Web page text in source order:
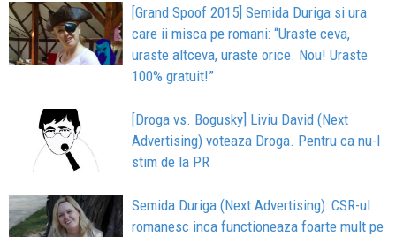
[Grand Spoof 2015] Semida Duriga si ura
care ii misca pe romani: “Uraste ceva,
uraste altceva, uraste orice. Nou! Uraste
100% gratuit!”
[Droga vs. Bogusky] Liviu David (Next
Advertising) voteaza Droga. Pentru ca nu-l
stim de la PR
Semida Duriga (Next Advertising): CSR-ul
romanesc inca functioneaza foarte mult pe